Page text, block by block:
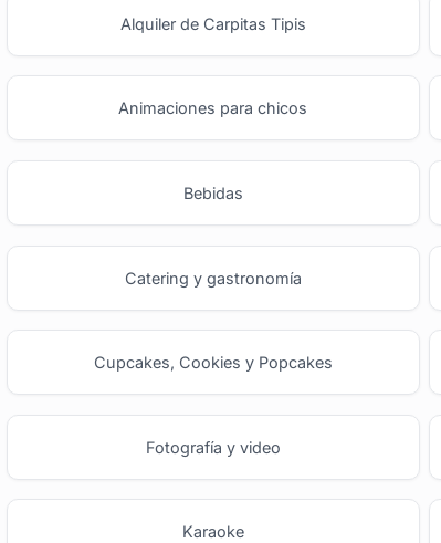
Alquiler de Carpitas Tipis
Animaciones para chicos
Bebidas
Catering y gastronomía
Cupcakes, Cookies y Popcakes
Fotografía y video
Karaoke